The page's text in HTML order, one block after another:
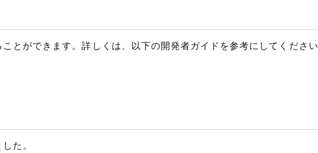
とができます。詳しくは、以下の開発者ガイドを参考にしてください
た。